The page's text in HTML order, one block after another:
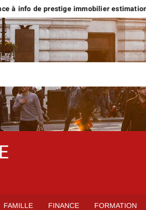
info de prestige immobilier estimation
FAMILLE FINANCE FORMATION